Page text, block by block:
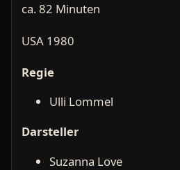
ca. 82 Minuten
USA 1980
Regie
Ulli Lommel
Darsteller
Suzanna Love